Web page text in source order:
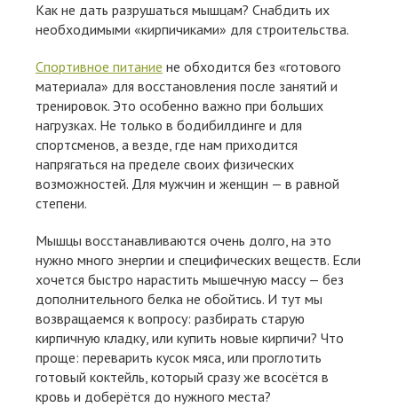
Как не дать разрушаться мышцам? Снабдить их
необходимыми «кирпичиками» для строительства.
Спортивное питание не обходится без «готового
материала» для восстановления после занятий и
тренировок. Это особенно важно при больших
нагрузках. Не только в бодибилдинге и для
спортсменов, а везде, где нам приходится
напрягаться на пределе своих физических
возможностей. Для мужчин и женщин — в равной
степени.
Мышцы восстанавливаются очень долго, на это
нужно много энергии и специфических веществ. Если
хочется быстро нарастить мышечную массу — без
дополнительного белка не обойтись. И тут мы
возвращаемся к вопросу: разбирать старую
кирпичную кладку, или купить новые кирпичи? Что
проще: переварить кусок мяса, или проглотить
готовый коктейль, который сразу же всосётся в
кровь и доберётся до нужного места?